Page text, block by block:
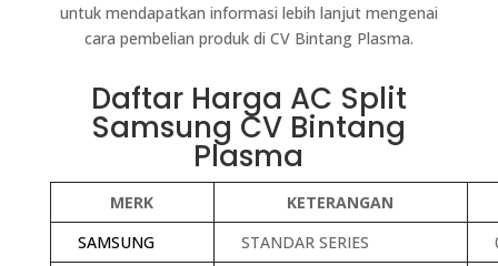
untuk mendapatkan informasi lebih lanjut mengenai
cara pembelian produk di CV Bintang Plasma.
Daftar Harga AC Split
Samsung CV Bintang
Plasma
MERK
KETERANGAN
SAMSUNG
STANDAR SERIES